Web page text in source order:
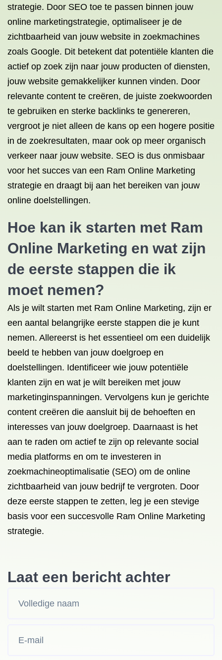
strategie. Door SEO toe te passen binnen jouw
online marketingstrategie, optimaliseer je de
zichtbaarheid van jouw website in zoekmachines
zoals Google. Dit betekent dat potentiële klanten die
actief op zoek zijn naar jouw producten of diensten,
jouw website gemakkelijker kunnen vinden. Door
relevante content te creëren, de juiste zoekwoorden
te gebruiken en sterke backlinks te genereren,
vergroot je niet alleen de kans op een hogere positie
in de zoekresultaten, maar ook op meer organisch
verkeer naar jouw website. SEO is dus onmisbaar
voor het succes van een Ram Online Marketing
strategie en draagt bij aan het bereiken van jouw
online doelstellingen.
Hoe kan ik starten met Ram
Online Marketing en wat zijn
de eerste stappen die ik
moet nemen?
Als je wilt starten met Ram Online Marketing, zijn er
een aantal belangrijke eerste stappen die je kunt
nemen. Allereerst is het essentieel om een duidelijk
beeld te hebben van jouw doelgroep en
doelstellingen. Identificeer wie jouw potentiële
klanten zijn en wat je wilt bereiken met jouw
marketinginspanningen. Vervolgens kun je gerichte
content creëren die aansluit bij de behoeften en
interesses van jouw doelgroep. Daarnaast is het
aan te raden om actief te zijn op relevante social
media platforms en om te investeren in
zoekmachineoptimalisatie (SEO) om de online
zichtbaarheid van jouw bedrijf te vergroten. Door
deze eerste stappen te zetten, leg je een stevige
basis voor een succesvolle Ram Online Marketing
strategie.
Laat een bericht achter